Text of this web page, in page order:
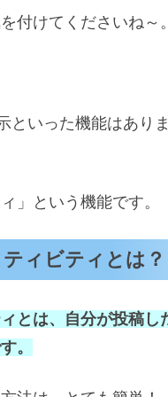
付けてくださいね～。
といった機能はあり
」という機能です。
ィビティとは？
とは、自分が投稿し
。